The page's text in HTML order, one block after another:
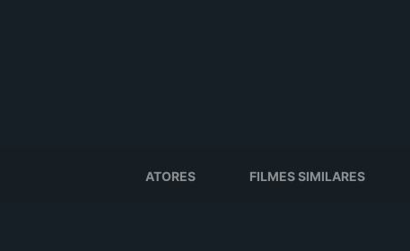
ATORES FILMES SIMILARES